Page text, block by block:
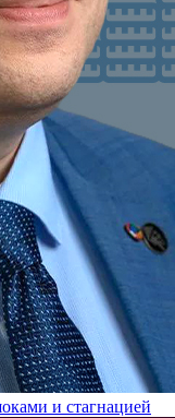
и стагнацией